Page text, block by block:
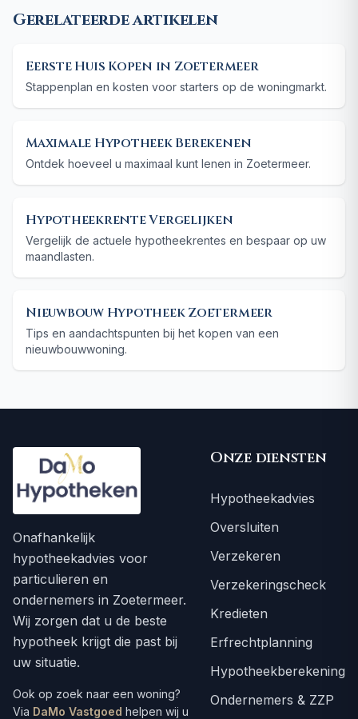
Gerelateerde artikelen
Eerste Huis Kopen in Zoetermeer
Stappenplan en kosten voor starters op de woningmarkt.
Maximale Hypotheek Berekenen
Ontdek hoeveel u maximaal kunt lenen in Zoetermeer.
Hypotheekrente Vergelijken
Vergelijk de actuele hypotheekrentes en bespaar op uw
maandlasten.
Nieuwbouw Hypotheek Zoetermeer
Tips en aandachtspunten bij het kopen van een
nieuwbouwwoning.
Onafhankelijk
hypotheekadvies voor
particulieren en
ondernemers in Zoetermeer.
Wij zorgen dat u de beste
hypotheek krijgt die past bij
uw situatie.
Ook op zoek naar een woning?
Via DaMo Vastgoed helpen wij u
Onze diensten
Hypotheekadvies
Oversluiten
Verzekeren
Verzekeringscheck
Kredieten
Erfrechtplanning
Hypotheekberekening
Ondernemers & ZZP